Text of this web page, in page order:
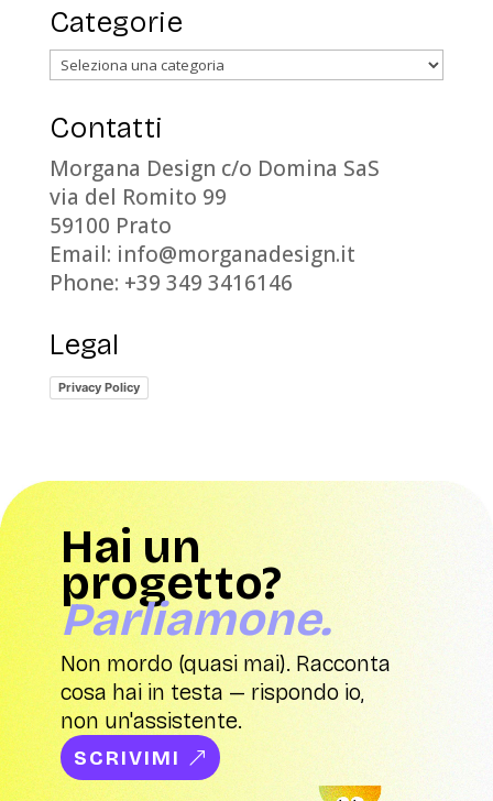
Categorie
Categorie
Contatti
Morgana Design c/o Domina SaS
via del Romito 99
59100 Prato
Email: info@morganadesign.it
Phone: +39 349 3416146
Legal
Privacy Policy
Hai un
progetto?
Parliamone.
Non mordo (quasi mai). Racconta
cosa hai in testa — rispondo io,
non un'assistente.
SCRIVIMI